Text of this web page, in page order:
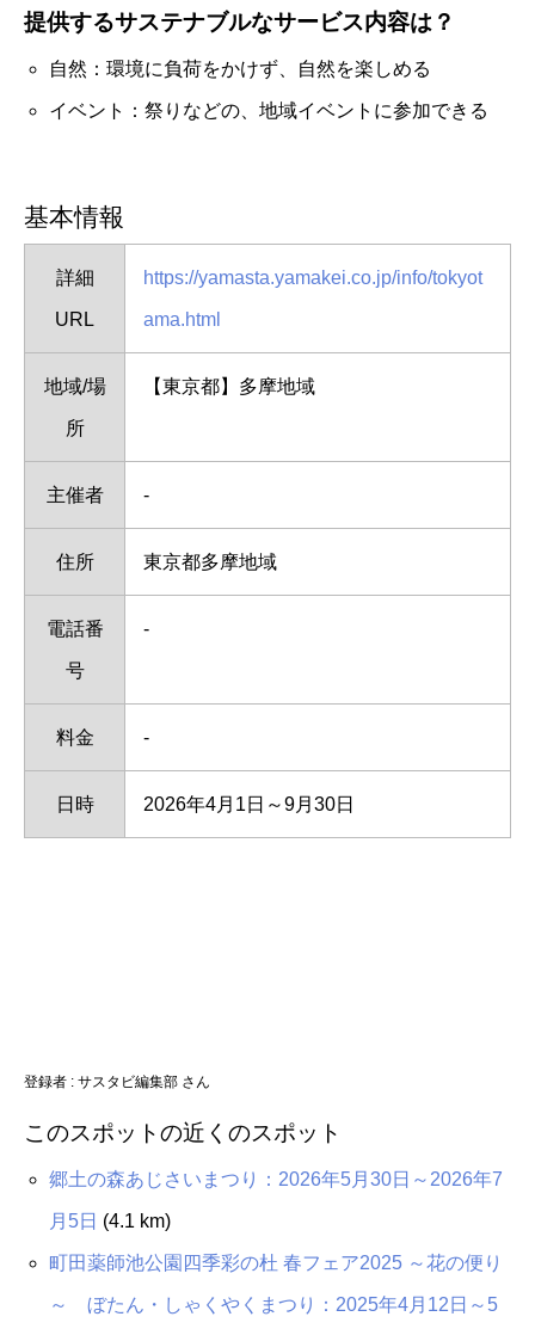
提供するサステナブルなサービス内容は？
自然：環境に負荷をかけず、自然を楽しめる
イベント：祭りなどの、地域イベントに参加できる
基本情報
詳細
URL
https://yamasta.yamakei.co.jp/info/tokyot
ama.html
地域/場
所
【東京都】多摩地域
主催者 -
住所 東京都多摩地域
電話番
号
-
料金 -
日時 2026年4月1日～9月30日
登録者 : サスタビ編集部 さん
このスポットの近くのスポット
郷土の森あじさいまつり：2026年5月30日～2026年7
月5日 (4.1 km)
町田薬師池公園四季彩の杜 春フェア2025 ～花の便り
～ ぼたん・しゃくやくまつり：2025年4月12日～5